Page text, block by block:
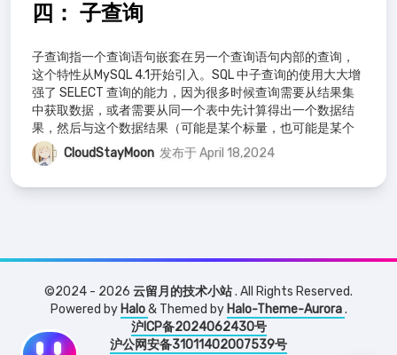
四： 子查询
子查询指一个查询语句嵌套在另一个查询语句内部的查询，
这个特性从MySQL 4.1开始引入。SQL 中子查询的使用大大增
强了 SELECT 查询的能力，因为很多时候查询需要从结果集
中获取数据，或者需要从同一个表中先计算得出一个数据结
果，然后与这个数据结果（可能是某个标量，也可能是某个
集合）进行比较。
CloudStayMoon 发布于 April 18,2024
©2024 - 2026 云留月的技术小站. All Rights Reserved.
Powered by Halo& Themed by Halo-Theme-Aurora.
沪ICP备2024062430号
沪公网安备31011402007539号